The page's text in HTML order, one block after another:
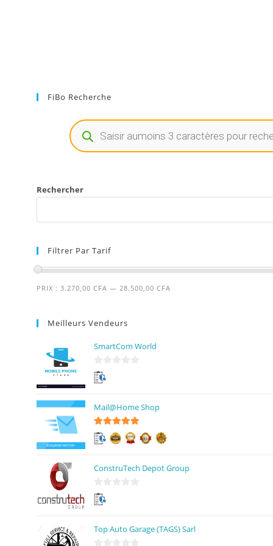
FiBo Recherche
Rechercher
Filtrer Par Tarif
PRIX : 3.270,00 CFA — 28.500,00 CFA
Meilleurs Vendeurs
SmartCom World
0
s
r
5
Mail@Home Shop
5sur 5
ConstruTech Depot Group
0
s
r
Top Auto Garage (TAGS) Sarl